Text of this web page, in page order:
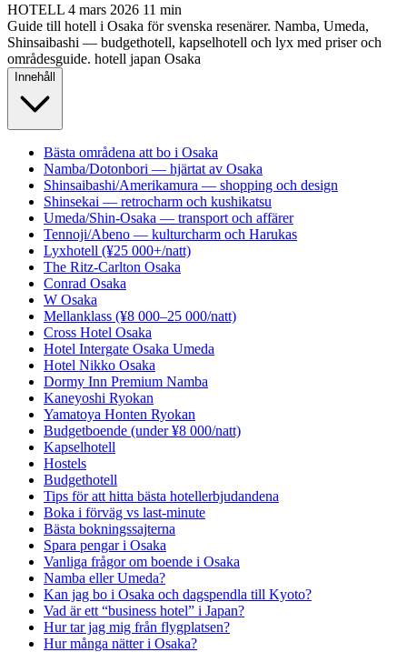
HOTELL 4 mars 2026 11 min
Guide till hotell i Osaka för svenska resenärer. Namba, Umeda,
Shinsaibashi — budgethotell, kapselhotell och lyx med priser och
områdesguide. hotell japan Osaka
Innehåll
Bästa områdena att bo i Osaka
Namba/Dotonbori — hjärtat av Osaka
Shinsaibashi/Amerikamura — shopping och design
Shinsekai — retrocharm och kushikatsu
Umeda/Shin-Osaka — transport och affärer
Tennoji/Abeno — kulturcharm och Harukas
Lyxhotell (¥25 000+/natt)
The Ritz-Carlton Osaka
Conrad Osaka
W Osaka
Mellanklass (¥8 000–25 000/natt)
Cross Hotel Osaka
Hotel Intergate Osaka Umeda
Hotel Nikko Osaka
Dormy Inn Premium Namba
Kaneyoshi Ryokan
Yamatoya Honten Ryokan
Budgetboende (under ¥8 000/natt)
Kapselhotell
Hostels
Budgethotell
Tips för att hitta bästa hotellerbjudandena
Boka i förväg vs last-minute
Bästa bokningssajterna
Spara pengar i Osaka
Vanliga frågor om boende i Osaka
Namba eller Umeda?
Kan jag bo i Osaka och dagspendla till Kyoto?
Vad är ett “business hotel” i Japan?
Hur tar jag mig från flygplatsen?
Hur många nätter i Osaka?